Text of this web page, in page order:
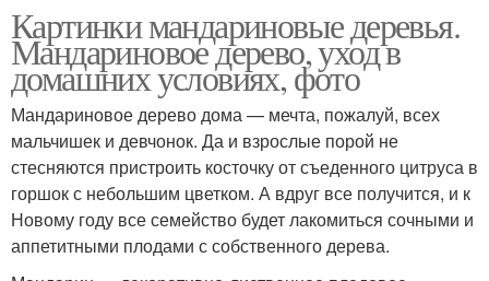
Картинки мандариновые деревья.
Мандариновое дерево, уход в
домашних условиях, фото
Мандариновое дерево дома — мечта, пожалуй, всех
мальчишек и девчонок. Да и взрослые порой не
стесняются пристроить косточку от съеденного цитруса в
горшок с небольшим цветком. А вдруг все получится, и к
Новому году все семейство будет лакомиться сочными и
аппетитными плодами с собственного дерева.